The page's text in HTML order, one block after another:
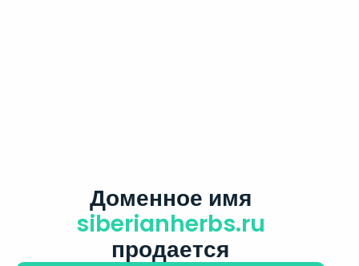
Доменное имя
siberianherbs.ru
продается